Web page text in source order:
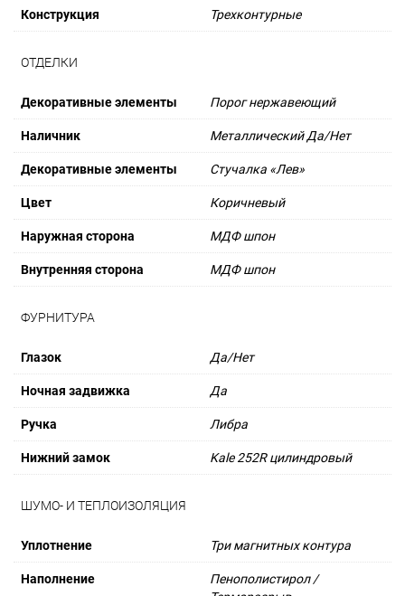
Конструкция Трехконтурные
ОТДЕЛКИ
Декоративные элементы Порог нержавеющий
Наличник Металлический Да/Нет
Декоративные элементы Стучалка «Лев»
Цвет Коричневый
Наружная сторона МДФ шпон
Внутренняя сторона МДФ шпон
ФУРНИТУРА
Глазок Да/Нет
Ночная задвижка Да
Ручка Либра
Нижний замок Kale 252R цилиндровый
ШУМО- И ТЕПЛОИЗОЛЯЦИЯ
Уплотнение Три магнитных контура
Наполнение
Пенополистирол /